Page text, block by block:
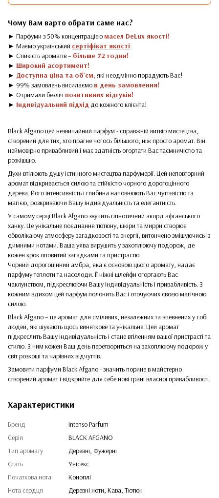
Чому Вам варто обрати саме нас?
► Парфуми з 50% концентрацією масел DeLux якості!
► Маємо український сертіфікат якості
► Стійкість ароматів – більше 72 годин!
► Широкий асортимент!
► Доступна ціна та об`єм, які неодмінно порадують Вас!
► 99% замовлень висилаємо в день замовлення!
► Отримали безліч позитивних відгуків!
► Індивідуальний підхід до кожного клієнта!
Black Afgano цей незвичайний парфум - справжній витвір мистецтва,
створений для тих, хто прагне чогось більшого, ніж просто аромат. Він
неймовірно привабливий і має здатність огортати Вас таємничістю та
розкішшю.
Духи втілюють душу істинного мистецтва парфумерії. Цей неповторний
аромат відкривається силою та стійкістю чорного дорогоцінного
дерева. Його інтенсивність і глибина наповнюють Вас чуттєвістю та
магією, розкриваючи Вашу індивідуальність та елегантність.
У самому серці Black Afgano звучить гіпнотичний акорд афганського
ханку. Це унікальне поєднання тютюну, шкіри та мирри створює
обволікаючу атмосферу загадковості та енергії, витончено змішуючись із
димними нотами. Ваша уява вирушить у захоплюючу подорож, де
кожен крок оповитий загадками та пристрастю.
Чорний дорогоцінний амбра, яка є основою цього аромату, надає
парфуму теплоти та насолоди. Її ніжні шлейфи огортають Вас
чаклунством, підкреслюючи Вашу індивідуальність і привабливість. З
кожним вдихом цей парфум полонить Вас і оточуючих своєю магічною
силою.
Black Afgano – це аромат для сміливих, незалежних та впевнених у собі
людей, які шукають щось виняткове та унікальне. Цей аромат
підкреслить Вашу індивідуальність і стане втіленням вашої пристрасті та
стилю. З ним кожен Ваш день перетвориться на захоплюючу подорож у
світ розкоші та чарівних відчуттів.
Замовити парфуми Black Afgano - значить порине в майстерно
створений аромат і відкрийте для себе нові грані власної привабливості.
Характеристики
Бренд
Intenso Parfum
Серія
BLACK AFGANO
Тип аромату
Деревні, Фужерні
Стать
Унісекс
Початкова нота
Коноплі
Нота сердця
Деревні ноти, Кава, Тютюн